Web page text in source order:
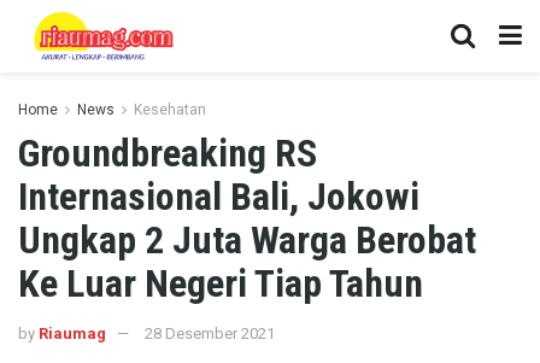
Home News Kesehatan
Groundbreaking RS
Internasional Bali, Jokowi
Ungkap 2 Juta Warga Berobat
Ke Luar Negeri Tiap Tahun
by Riaumag 28 Desember 2021